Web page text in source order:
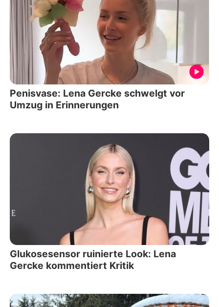
Penisvase: Lena Gercke schwelgt vor
Umzug in Erinnerungen
Glukosesensor ruinierte Look: Lena
Gercke kommentiert Kritik